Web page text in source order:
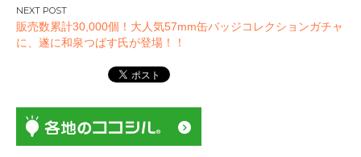
ゲ
ー
ン
販売数累計30,000個！大人気57mm缶バッジコレクションガチャ
に、遂に和泉つばす氏が登場！！